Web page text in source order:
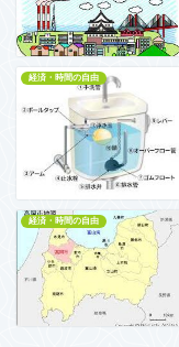
経済・時間の自由
経済・時間の自由